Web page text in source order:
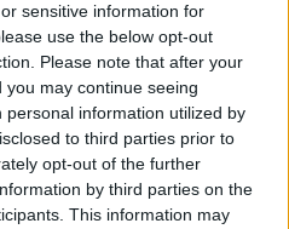
sensitive information for
use the below opt-out
Please note that after your
may continue seeing
information utilized by
to third parties prior to
opt-out of the further
by third parties on the
This information may